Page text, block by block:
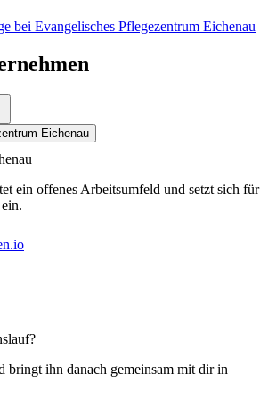
bei Evangelisches Pflegezentrum Eichenau
Eichenau
ein offenes Arbeitsumfeld und setzt sich für
bringt ihn danach gemeinsam mit dir in